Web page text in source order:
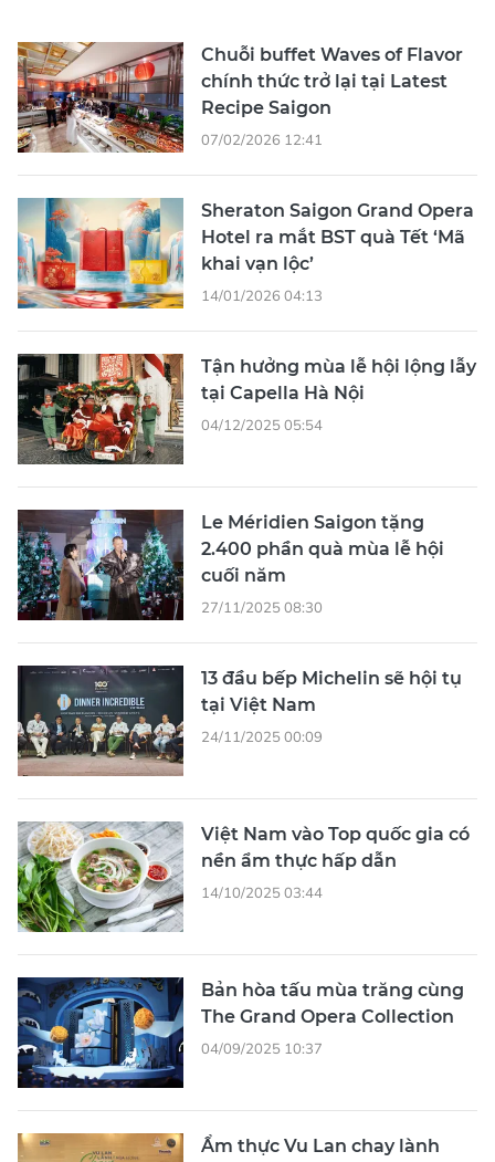
Chuỗi buffet Waves of Flavor
chính thức trở lại tại Latest
Recipe Saigon
07/02/2026 12:41
Sheraton Saigon Grand Opera
Hotel ra mắt BST quà Tết ‘Mã
khai vạn lộc’
14/01/2026 04:13
Tận hưởng mùa lễ hội lộng lẫy
tại Capella Hà Nội
04/12/2025 05:54
Le Méridien Saigon tặng
2.400 phần quà mùa lễ hội
cuối năm
27/11/2025 08:30
13 đầu bếp Michelin sẽ hội tụ
tại Việt Nam
24/11/2025 00:09
Việt Nam vào Top quốc gia có
nền ẩm thực hấp dẫn
14/10/2025 03:44
Bản hòa tấu mùa trăng cùng
The Grand Opera Collection
04/09/2025 10:37
Ẩm thực Vu Lan chay lành